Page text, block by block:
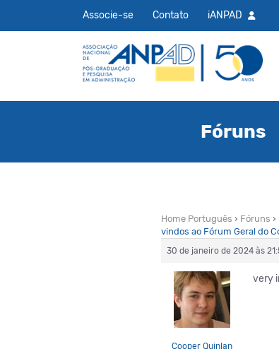
Associe-se Contato iANPAD
Fóruns
Home Português › Fóruns ›
vindos ao Fórum Geral do
30 de janeiro de 2024 às
Cooper Quinlan
very